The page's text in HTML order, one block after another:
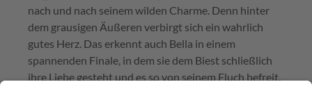
nach und nach seinem wilden Charme. Denn hinter
dem grausigen Äußeren verbirgt sich ein wahrlich
gutes Herz. Das erkennt auch Bella in einem
spannenden Finale, in dem sie dem Biest schließlich
ihre Liebe gesteht und es so von seinem Fluch befreit.